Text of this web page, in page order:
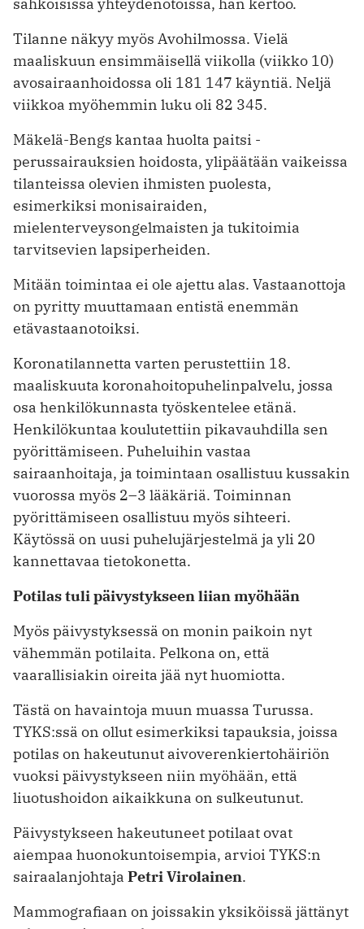
Tilanne näkyy myös Avohilmossa. Vielä
maaliskuun ensimmäisellä viikolla (viikko 10)
avosairaanhoidossa oli 181 147 käyntiä. Neljä
viikkoa myöhemmin luku oli 82 345.
Mäkelä-Bengs kantaa huolta paitsi ­
perussairauksien hoidosta, ylipäätään vaikeissa
tilanteissa olevien ihmisten puolesta,
esimerkiksi monisairaiden,
mielenterveysongelmaisten ja tukitoimia
tarvitsevien lapsiperheiden.
Mitään toimintaa ei ole ajettu alas. Vastaanottoja
on pyritty muuttamaan entistä enemmän
etävastaanotoiksi.
Koronatilannetta varten perustettiin 18.
maaliskuuta koronahoitopuhelin­palvelu, jossa
osa henkilökunnasta työskentelee etänä.
Henkilökuntaa koulutettiin pikavauhdilla sen
pyörittämiseen. Puheluihin vastaa
sairaanhoitaja, ja toimintaan osallistuu kussakin
vuorossa myös 2–3 lääkäriä. Toiminnan
pyörittämiseen osallistuu myös sihteeri.
Käytössä on uusi puhelujärjestelmä ja yli 20
kannettavaa tietokonetta.
Potilas tuli päivystykseen liian myöhään
Myös päivystyksessä on monin paikoin nyt
vähemmän potilaita. Pelkona on, ­että
vaarallisiakin oireita jää nyt huomiotta.
Tästä on havaintoja muun muassa Turussa.
TYKS:ssä on ollut esimerkiksi tapauksia, joissa
potilas on hakeutunut aivoverenkiertohäiriön
vuoksi päivystykseen niin myöhään, että
liuotushoidon aikaikkuna on sulkeutunut.
Päivystykseen hakeutuneet potilaat ovat
aiempaa huonokuntoisempia, ­arvioi TYKS:n
sairaalanjohtaja Petri ­Virolainen.
Mammografiaan on joissakin yksiköissä jättänyt